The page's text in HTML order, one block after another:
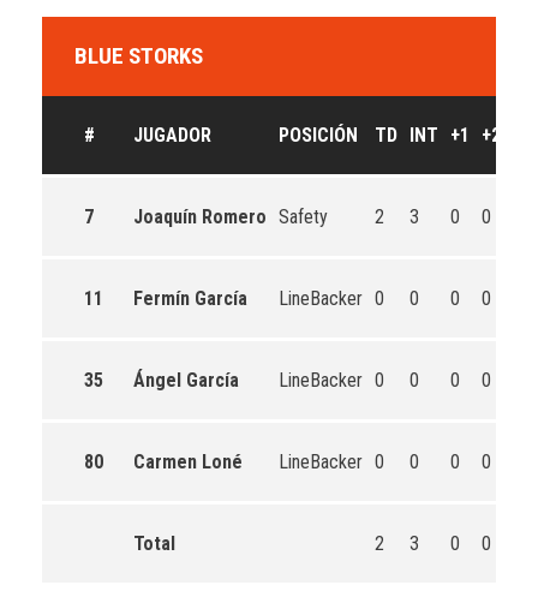
BLUE STORKS
# JUGADOR POSICIÓN TD INT +1 +2
7 Joaquín Romero Safety 2 3 0 0
11 Fermín García LineBacker 0 0 0 0
35 Ángel García LineBacker 0 0 0 0
80 Carmen Loné LineBacker 0 0 0 0
Total 2 3 0 0